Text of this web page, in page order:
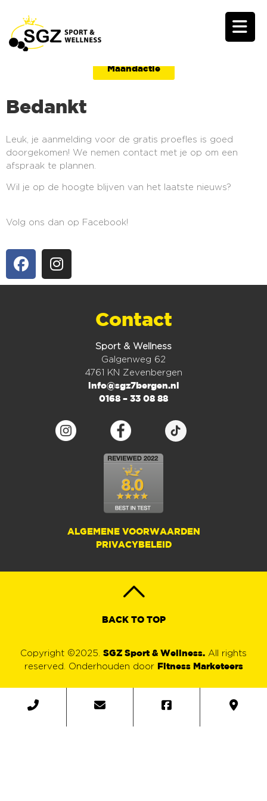
Maandactie
Bedankt
Leuk, je aanmelding voor de gratis proefles is goed
doorgekomen! We nemen contact met je op om een
afspraak te plannen.
Wil je op de hoogte blijven van het laatste nieuws?
Volg ons dan op Facebook!
Contact
Sport & Wellness
Galgenweg 62
4761 KN Zevenbergen
info@sgz7bergen.nl
0168 – 33 08 88
ALGEMENE VOORWAARDEN
PRIVACYBELEID
BACK TO TOP
Copyright ©2025. SGZ Sport & Wellness. All rights
reserved. Onderhouden door Fitness Marketeers